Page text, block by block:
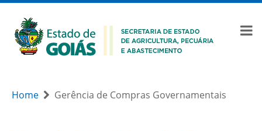
Home Gerência de Compras Governamentais